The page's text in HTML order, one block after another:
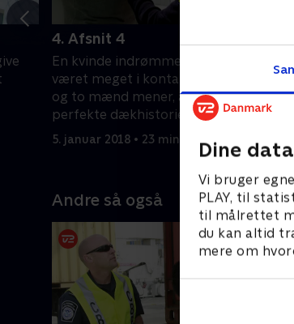
Dine
Vi bruger
PLAY, til
til målrettet
du kan altid
mere om
4. Afsnit 4
En kvinde indrømmer, at hun har
været meget i kontakt med stoffer,
og to mænd mener, at de har den
perfekte dækhistorie.
5. januar 2018 • 23 min
Andre så også